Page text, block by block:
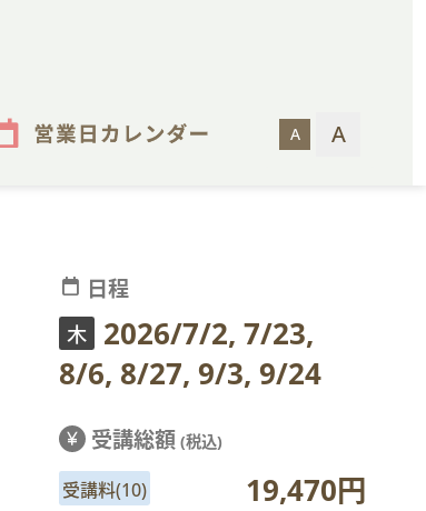
calendar_today 日程
木
2026/7/2, 7/23,
8/6, 8/27, 9/3, 9/24
currency_yen 受講総額 (税込)
受講料(10) 19,470円